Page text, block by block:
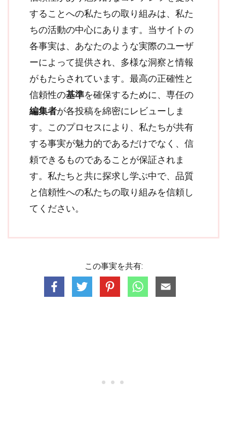
することへの私たちの取り組みは、私た
ちの活動の中心にあります。当サイトの
各事実は、あなたのような実際のユーザ
ーによって提供され、多様な洞察と情報
がもたらされています。最高の正確性と
信頼性の基準を確保するために、専任の
編集者が各投稿を綿密にレビューしま
す。このプロセスにより、私たちが共有
する事実が魅力的であるだけでなく、信
頼できるものであることが保証されま
す。私たちと共に探求し学ぶ中で、品質
と信頼性への私たちの取り組みを信頼し
てください。
この事実を共有: